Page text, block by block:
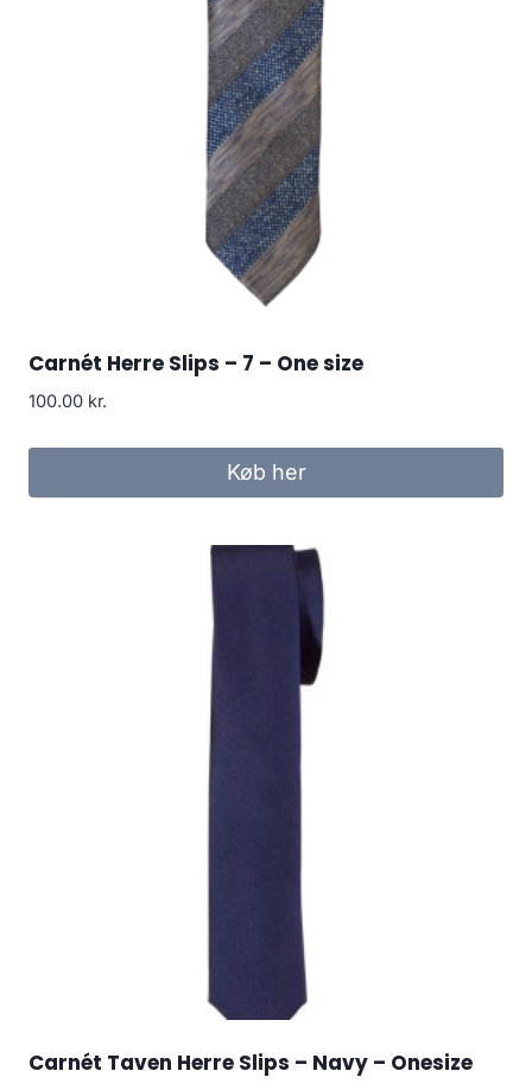
Carnét Herre Slips – 7 – One size
100.00 kr.
Køb her
Carnét Taven Herre Slips – Navy – Onesize